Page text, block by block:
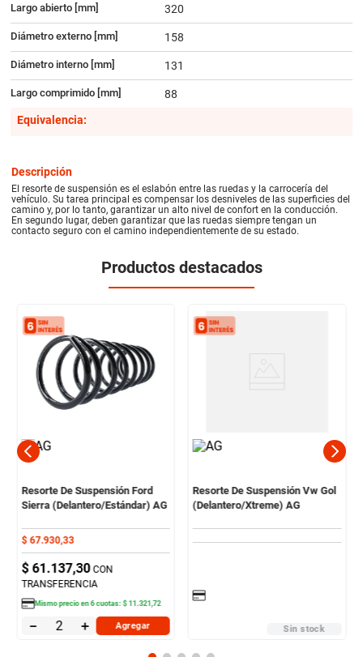
Largo abierto [mm] 320
Diámetro externo [mm] 158
Diámetro interno [mm] 131
Largo comprimido [mm]
88
Equivalencia:
Descripción
El resorte de suspensión es el eslabón entre las ruedas y la carrocería del
vehículo. Su tarea principal es compensar los desniveles de las superficies del
camino y, por lo tanto, garantizar un alto nivel de confort en la conducción.
En segundo lugar, deben garantizar que las ruedas siempre tengan un
contacto seguro con el camino independientemente de su estado.
Productos destacados
Resorte De Suspensión Ford
Sierra (Delantero/Estándar) AG
$ 67.930,33
$ 61.137,30 CON
TRANSFERENCIA
Mismo precio en6cuotas:$ 11 .321 ,72
＋
－ Agregar
Resorte De Suspensión Vw Gol
(Delantero/Xtreme) AG
Sin stock